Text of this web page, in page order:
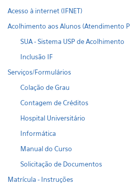
Acesso à internet (IFNET)
Acolhimento aos Alunos (Atendimento
SUA - Sistema USP de Acolhimento
Inclusão IF
Serviços/Formulários
Colação de Grau
Contagem de Créditos
Hospital Universitário
Informática
Manual do Curso
Solicitação de Documentos
Matrícula - Instruções